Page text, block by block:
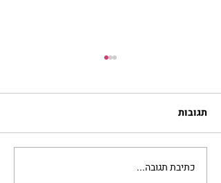
מתגעגעות לבית המפגש,
תגובות
כתיבת תגובה...